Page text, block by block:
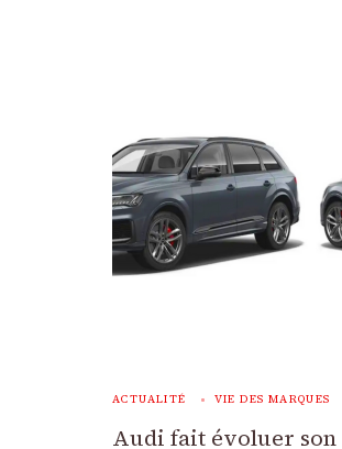
ACTUALITÉ VIE DES MARQUES
Audi fait évoluer son